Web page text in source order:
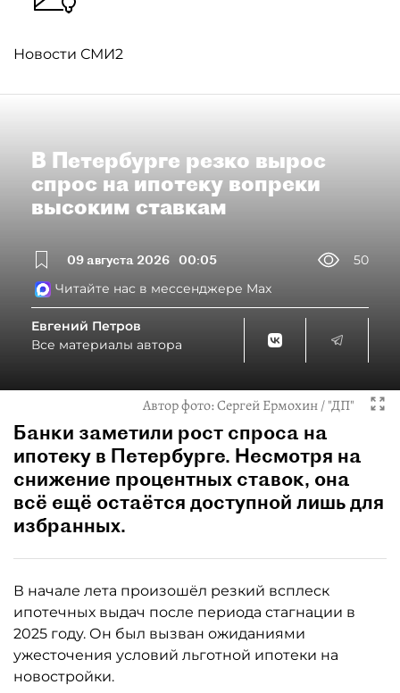
Новости СМИ2
В Петербурге резко вырос
спрос на ипотеку вопреки
высоким ставкам
09 августа 2026 00:05
50
Читайте нас в мессенджере Max
Евгений Петров
Все материалы автора
Автор фото:Сергей Ермохин / "ДП"
Банки заметили рост спроса на
ипотеку в Петербурге. Несмотря на
снижение процентных ставок, она
всё ещё остаётся доступной лишь для
избранных.
В начале лета произошёл резкий всплеск
ипотечных выдач после периода стагнации в
2025 году. Он был вызван ожиданиями
ужесточения условий льготной ипотеки на
новостройки.